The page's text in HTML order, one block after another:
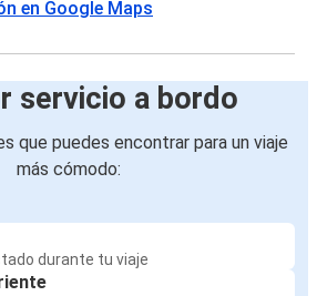
en Google Maps
servicio a bordo
que puedes encontrar para un viaje
más cómodo:
durante tu viaje